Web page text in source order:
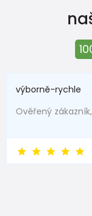
výborně-rychle
Ověřený